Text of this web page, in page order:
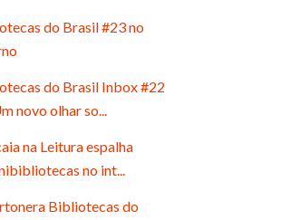
do Brasil #23 no
do Brasil Inbox #22
novo olhar so...
na Leitura espalha
no int...
Bibliotecas do